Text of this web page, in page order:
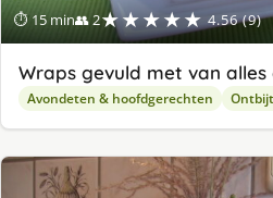
⏱ 15 min👥 2★★★★★ 4.56 (9)
Wraps gevuld met van alles
Avondeten & hoofdgerechten